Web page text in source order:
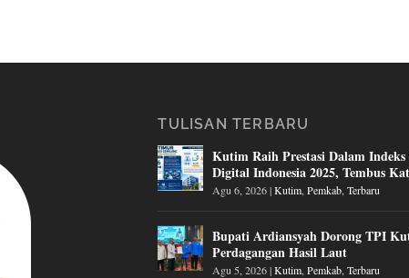
TULISAN TERBARU
Kutim Raih Prestasi Dalam
Digital Indonesia 2025, Tembus
Agu 6, 2026|Kutim ,Pemkab ,Terbaru
Bupati Ardiansyah Dorong TPI
Perdagangan Hasil Laut
Agu 5, 2026|Kutim ,Pemkab ,Terbaru